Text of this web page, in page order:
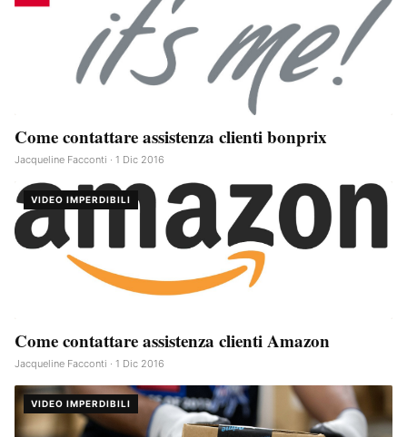
Come contattare assistenza clienti bonprix
Jacqueline Facconti · 1 Dic 2016
VIDEO IMPERDIBILI
Come contattare assistenza clienti Amazon
Jacqueline Facconti · 1 Dic 2016
VIDEO IMPERDIBILI